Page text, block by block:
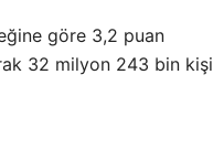
göre 3,2 puan
32 milyon 243 bin kişi